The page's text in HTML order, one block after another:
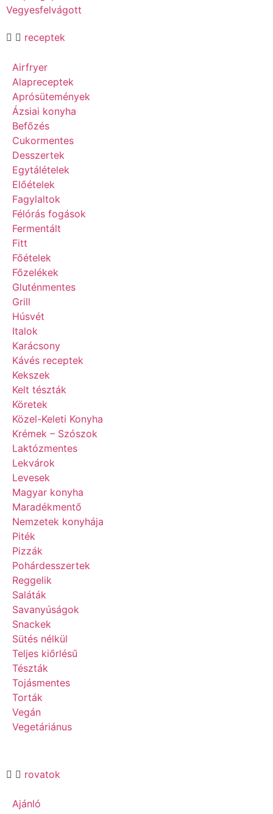
Vegyesfelvágott
receptek
Airfryer
Alapreceptek
Aprósütemények
Ázsiai konyha
Befőzés
Cukormentes
Desszertek
Egytálételek
Előételek
Fagylaltok
Félórás fogások
Fermentált
Fitt
Főételek
Főzelékek
Gluténmentes
Grill
Húsvét
Italok
Karácsony
Kávés receptek
Kekszek
Kelt tészták
Köretek
Közel-Keleti Konyha
Krémek – Szószok
Laktózmentes
Lekvárok
Levesek
Magyar konyha
Maradékmentő
Nemzetek konyhája
Piték
Pizzák
Pohárdesszertek
Reggelik
Saláták
Savanyúságok
Snackek
Sütés nélkül
Teljes kiőrlésű
Tészták
Tojásmentes
Torták
Vegán
Vegetáriánus
rovatok
Ajánló